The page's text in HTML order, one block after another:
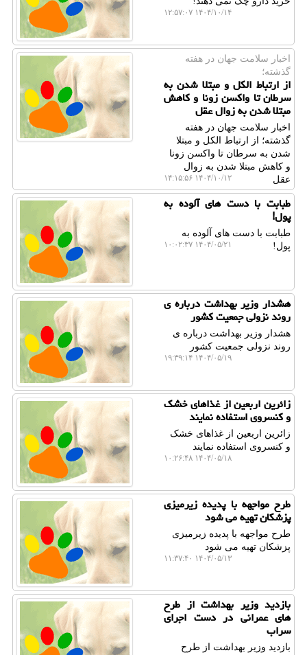
۱۴۰۴/۱۰/۱۴ ۱۲:۵۷:۰۷
اخبار سلامت جهان در هفته
گذشته؛
از ارتباط الکل و مبتلا شدن به
سرطان تا واکسن زونا و کاهش
مبتلا شدن به زوال عقل
اخبار سلامت جهان در هفته
گذشته؛ از ارتباط الکل و مبتلا
شدن به سرطان تا واکسن زونا
و کاهش مبتلا شدن به زوال
عقل
۱۴۰۴/۱۰/۱۲ ۱۴:۱۵:۵۶
طبابت با دست های آلوده به
پول!
طبابت با دست های آلوده به
پول!
۱۴۰۴/۰۵/۲۱ ۱۰:۰۲:۳۷
هشدار وزیر بهداشت درباره ی
روند نزولی جمعیت کشور
هشدار وزیر بهداشت درباره ی
روند نزولی جمعیت کشور
۱۴۰۴/۰۵/۱۹ ۱۹:۳۹:۱۴
زائرین اربعین از غذاهای خشک
و کنسروی استفاده نمایند
زائرین اربعین از غذاهای خشک
و کنسروی استفاده نمایند
۱۴۰۴/۰۵/۱۸ ۱۰:۲۶:۴۸
طرح مواجهه با پدیده زیرمیزی
پزشکان تهیه می شود
طرح مواجهه با پدیده زیرمیزی
پزشکان تهیه می شود
۱۴۰۴/۰۵/۱۳ ۱۱:۳۷:۴۰
بازدید وزیر بهداشت از طرح
های عمرانی در دست اجرای
سراب
بازدید وزیر بهداشت از طرح